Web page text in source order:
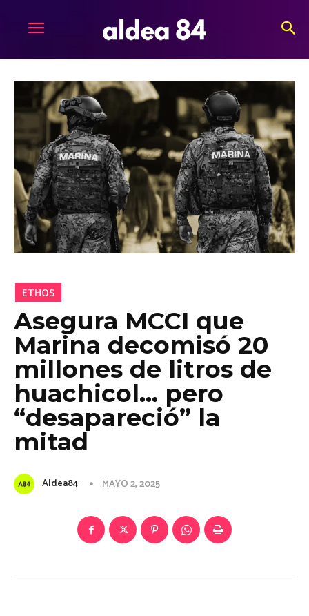
ETHOS
Asegura MCCI que
Marina decomisó 20
millones de litros de
huachicol… pero
“desapareció” la
mitad
Aldea84 MAYO 2, 2025